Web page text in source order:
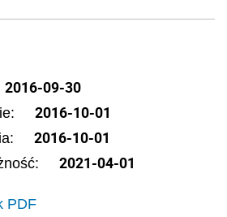
2016-09-30
2016-10-01
2016-10-01
2021-04-01